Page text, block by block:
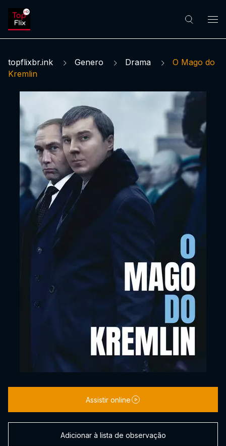
topflixbr.ink Genero Drama
O Mago do
Kremlin
Assistir online
Adicionar à lista de observação